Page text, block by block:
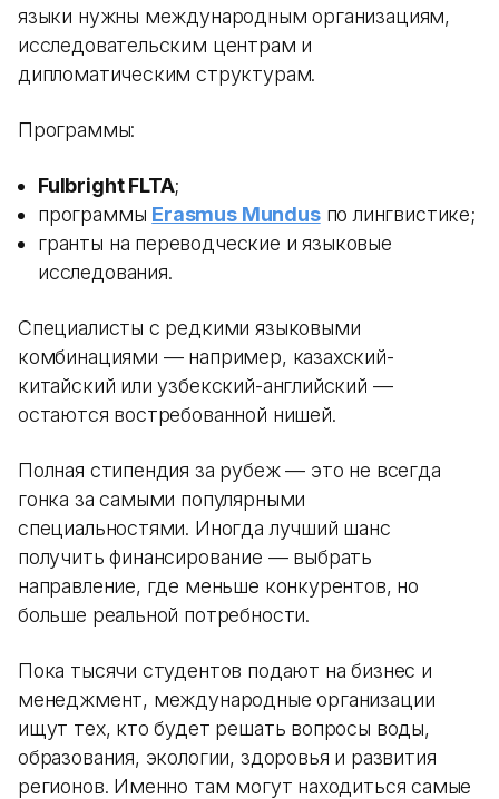
языки нужны международным организациям,
исследовательским центрам и
дипломатическим структурам.
Программы:
Fulbright FLTA;
программы Erasmus Mundusпо лингвистике;
гранты на переводческие и языковые
исследования.
Специалисты с редкими языковыми
комбинациями — например, казахский-
китайский или узбекский-английский —
остаются востребованной нишей.
Полная стипендия за рубеж — это не всегда
гонка за самыми популярными
специальностями. Иногда лучший шанс
получить финансирование — выбрать
направление, где меньше конкурентов, но
больше реальной потребности.
Пока тысячи студентов подают на бизнес и
менеджмент, международные организации
ищут тех, кто будет решать вопросы воды,
образования, экологии, здоровья и развития
регионов. Именно там могут находиться самые